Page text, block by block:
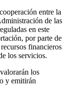
entre la
de las
en este
por parte de
financieros
los servicios.
los
y emitirán